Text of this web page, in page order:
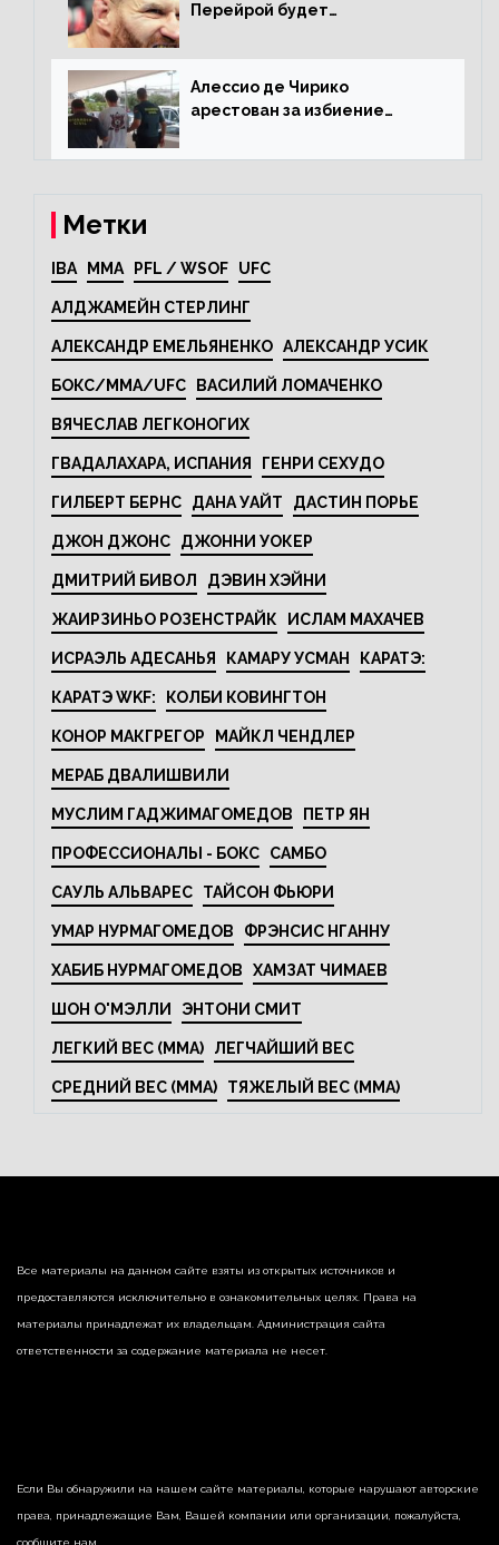
Перейрой будет
Алессио де Чирико
арестован за избиение
Метки
IBA MMA PFL / WSOF UFC
АЛДЖАМЕЙН СТЕРЛИНГ
АЛЕКСАНДР ЕМЕЛЬЯНЕНКО АЛЕКСАНДР УСИК
БОКС/MMA/UFC ВАСИЛИЙ ЛОМАЧЕНКО
ВЯЧЕСЛАВ ЛЕГКОНОГИХ
ГВАДАЛАХАРА, ИСПАНИЯ ГЕНРИ СЕХУДО
ГИЛБЕРТ БЕРНС ДАНА УАЙТ ДАСТИН ПОРЬЕ
ДЖОН ДЖОНС ДЖОННИ УОКЕР
ДМИТРИЙ БИВОЛ ДЭВИН ХЭЙНИ
ЖАИРЗИНЬО РОЗЕНСТРАЙК ИСЛАМ МАХАЧЕВ
ИСРАЭЛЬ АДЕСАНЬЯ КАМАРУ УСМАН КАРАТЭ:
КАРАТЭ WKF: КОЛБИ КОВИНГТОН
КОНОР МАКГРЕГОР МАЙКЛ ЧЕНДЛЕР
МЕРАБ ДВАЛИШВИЛИ
МУСЛИМ ГАДЖИМАГОМЕДОВ ПЕТР ЯН
ПРОФЕССИОНАЛЫ - БОКС САМБО
САУЛЬ АЛЬВАРЕС ТАЙСОН ФЬЮРИ
УМАР НУРМАГОМЕДОВ ФРЭНСИС НГАННУ
ХАБИБ НУРМАГОМЕДОВ ХАМЗАТ ЧИМАЕВ
ШОН О'МЭЛЛИ ЭНТОНИ СМИТ
ЛЕГКИЙ ВЕС (MMA) ЛЕГЧАЙШИЙ ВЕС
СРЕДНИЙ ВЕС (MMA) ТЯЖЕЛЫЙ ВЕС (MMA)
Все материалы на данном сайте взяты из открытых источников и
предоставляются исключительно в ознакомительных целях. Права на
материалы принадлежат их владельцам. Администрация сайта
ответственности за содержание материала не несет.
Если Вы обнаружили на нашем сайте материалы, которые нарушают авторские
права, принадлежащие Вам, Вашей компании или организации, пожалуйста,
сообщите нам.